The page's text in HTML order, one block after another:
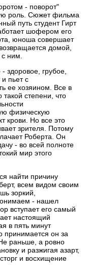
- поворот"
роль. Сюжет фильма
путь студент Гирт
шофером его
юноша совершает
домой,
ним.
здоровое, грубое,
и пьет с
ее хозяином. Все в
степени, что
физическую
крови. Но все это
зрителя. Потому
Роберта. Он
- во всей полноте
мир этого
найти причину
всем видом своим
зоркий,
- нашел
вступает его самый
настоящий
в пять минут
принимается он за
раньше, а ровно
и разжигая азарт,
и восхищение